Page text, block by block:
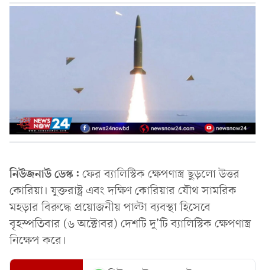
নিউজনাউ ডেস্ক: ফের ব্যালিস্টিক ক্ষেপণাস্ত্র ছুড়লো উত্তর
কোরিয়া। যুক্তরাষ্ট্র এবং দক্ষিণ কোরিয়ার যৌথ সামরিক
মহড়ার বিরুদ্ধে প্রয়োজনীয় পাল্টা ব্যবস্থা হিসেবে
বৃহস্পতিবার (৬ অক্টোবর) দেশটি দু’টি ব্যালিস্টিক ক্ষেপণাস্ত্র
নিক্ষেপ করে।